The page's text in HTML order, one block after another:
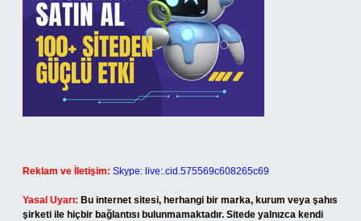
Reklam ve İletişim: Skype: live:.cid.575569c608265c69
Yasal Uyarı: Bu internet sitesi, herhangi bir marka, kurum veya şahıs
şirketi ile hiçbir bağlantısı bulunmamaktadır. Sitede yalnızca kendi